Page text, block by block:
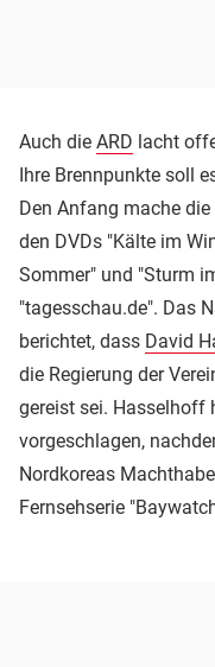
Auch die ARD lacht
Ihre Brennpunkte soll
Den Anfang mache
den DVDs "Kälte im
Sommer" und "Sturm
"tagesschau.de". Das
berichtet, dass David
die Regierung der
gereist sei. Hasselhoff
vorgeschlagen,
Nordkoreas
Fernsehserie